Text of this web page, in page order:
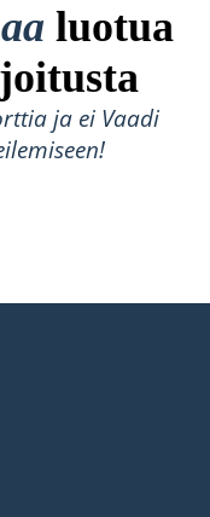
luotua
ja ei Vaadi